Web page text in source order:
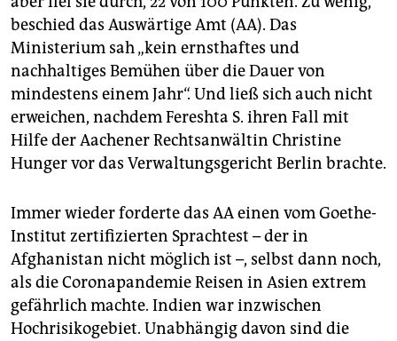
beschied das Auswärtige Amt (AA). Das
Ministerium sah „kein ernsthaftes und
nachhaltiges Bemühen über die Dauer von
mindestens einem Jahr“. Und ließ sich auch nicht
erweichen, nachdem Fereshta S. ihren Fall mit
Hilfe der Aachener Rechtsanwältin Christine
Hunger vor das Verwaltungsgericht Berlin brachte.
Immer wieder forderte das AA einen vom Goethe-
Institut zertifizierten Sprachtest – der in
Afghanistan nicht möglich ist –, selbst dann noch,
als die Coronapandemie Reisen in Asien extrem
gefährlich machte. Indien war inzwischen
Hochrisikogebiet. Unabhängig davon sind die